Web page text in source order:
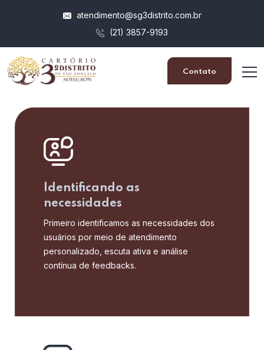
atendimento@sg3distrito.com.br
(21) 3857-9193
Contato
Identificando as
necessidades
Primeiro identificamos as necessidades dos
usuários por meio de atendimento
personalizado, escuta ativa e análise
contínua de feedbacks.